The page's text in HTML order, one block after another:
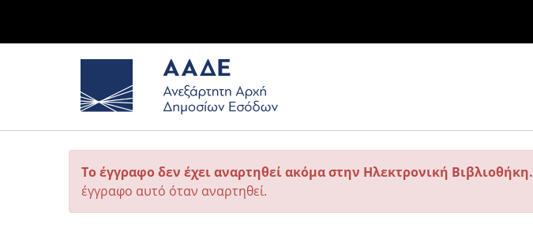
Το έγγραφο δεν έχει αναρτηθεί ακόμα στην Ηλεκτρονική Βιβλιοθήκη.
έγγραφο αυτό όταν αναρτηθεί.